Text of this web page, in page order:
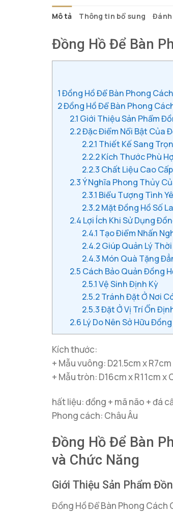
Mô tả Thông tin bổ sung Đánh
Đồng Hồ Để Bàn
1Đồng Hồ Để Bàn Phong
2Đồng Hồ Để Bàn Phong
2.1 Giới Thiệu Sản Phẩm
2.2Đặc Điểm Nổi Bật Của
2.2.1 Thiết Kế Sang
2.2.2Kích Thước Phù
2.2.3 Chất Liệu Cao Cấp
2.3Ý Nghĩa Phong Thủy
2.3.1 Biểu Tượng Tình
2.3.2Mặt Đồng Hồ Số
2.4 Lợi Ích Khi Sử Dụng
2.4.1 Tạo Điểm Nhấn
2.4.2Giúp Quản Lý
2.4.3 Món Quà Tặng
2.5 Cách Bảo Quản Đồng
2.5.1Vệ Sinh Định Kỳ
2.5.2Tránh Đặt Ở Nơi
2.5.3Đặt Ở Vị Trí Ổn
2.6 Lý Do Nên Sở Hữu
Kích thước:
+ Mẫu vuông: D21.5cm x
+ Mẫu tròn: D16cm x R11cm x
hất liệu: đồng + mã não + đá
Phong cách: Châu Âu
Đồng Hồ Để Bàn
và Chức Năng
Giới Thiệu Sản Phẩm
Đồng Hồ Để Bàn Phong Cách